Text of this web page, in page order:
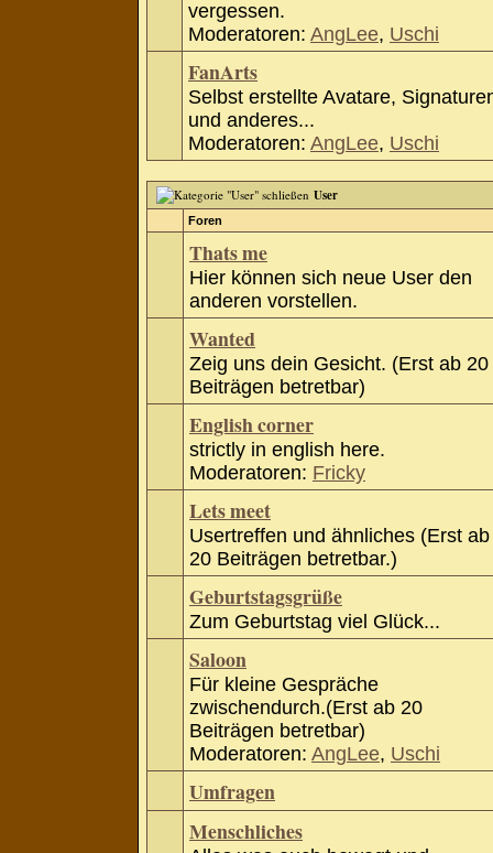
vergessen.
Moderatoren: AngLee, Uschi
FanArts
Selbst erstellte Avatare,
und anderes...
Moderatoren: AngLee, Uschi
User
Foren
Thats me
Hier können sich neue User den
anderen vorstellen.
Wanted
Zeig uns dein Gesicht. (Erst ab 20
Beiträgen betretbar)
English corner
strictly in english here.
Moderatoren: Fricky
Lets meet
Usertreffen und ähnliches (Erst ab
20 Beiträgen betretbar.)
Geburtstagsgrüße
Zum Geburtstag viel Glück...
Saloon
Für kleine Gespräche
zwischendurch.(Erst ab 20
Beiträgen betretbar)
Moderatoren: AngLee, Uschi
Umfragen
Menschliches